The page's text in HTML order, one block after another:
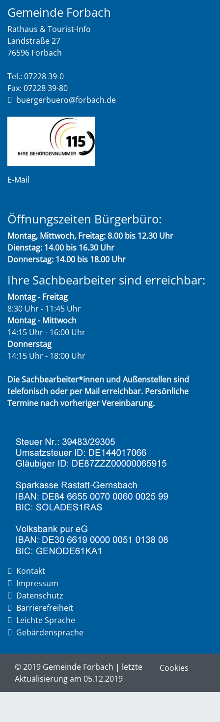
Gemeinde Forbach
Rathaus & Tourist-Info
Landstraße 27
76596 Forbach
Tel.: 07228 39-0
Fax: 07228 39-80
buergerbuero@forbach.de
E-Mail
Öffnungszeiten Bürgerbüro:
Montag, Mittwoch, Freitag: 8.00 bis 12.30 Uhr
Dienstag: 14.00 bis 16.30 Uhr
Donnerstag: 14.00 bis 18.00 Uhr
Ihre Sachbearbeiter sind erreichbar:
Montag - Freitag
8:30 Uhr - 11:45 Uhr
Montag - Mittwoch
14:15 Uhr - 16:00 Uhr
Donnerstag
14:15 Uhr - 18:00 Uhr
Die Sachbearbeiter*innen und Außenstellen sind
telefonisch oder per Mail erreichbar. Persönliche
Termine nach vorheriger Vereinbarung.
Kontakt
Impressum
Datenschutz
Barrierefreiheit
Leichte Sprache
Gebärdensprache
© 2019 Gemeinde Forbach | letzte
Aktualisierung am 05.12.2019
Cookies